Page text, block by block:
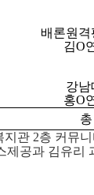
배론원격
김O
강남
홍O
총
지관 2층 커뮤
제공과 김유리